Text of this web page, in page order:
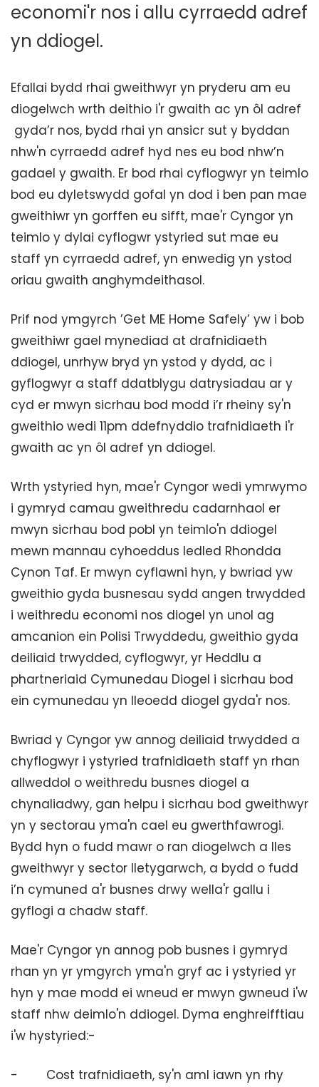
economi'r nos i allu cyrraedd adref
yn ddiogel.
Efallai bydd rhai gweithwyr yn pryderu am eu
diogelwch wrth deithio i'r gwaith ac yn ôl adref
gyda’r nos, bydd rhai yn ansicr sut y byddan
nhw'n cyrraedd adref hyd nes eu bod nhw’n
gadael y gwaith. Er bod rhai cyflogwyr yn teimlo
bod eu dyletswydd gofal yn dod i ben pan mae
gweithiwr yn gorffen eu sifft, mae'r Cyngor yn
teimlo y dylai cyflogwr ystyried sut mae eu
staff yn cyrraedd adref, yn enwedig yn ystod
oriau gwaith anghymdeithasol.
Prif nod ymgyrch ’Get ME Home Safely’ yw i bob
gweithiwr gael mynediad at drafnidiaeth
ddiogel, unrhyw bryd yn ystod y dydd, ac i
gyflogwyr a staff ddatblygu datrysiadau ar y
cyd er mwyn sicrhau bod modd i’r rheiny sy'n
gweithio wedi 11pm ddefnyddio trafnidiaeth i'r
gwaith ac yn ôl adref yn ddiogel.
Wrth ystyried hyn, mae'r Cyngor wedi ymrwymo
i gymryd camau gweithredu cadarnhaol er
mwyn sicrhau bod pobl yn teimlo'n ddiogel
mewn mannau cyhoeddus ledled Rhondda
Cynon Taf. Er mwyn cyflawni hyn, y bwriad yw
gweithio gyda busnesau sydd angen trwydded
i weithredu economi nos diogel yn unol ag
amcanion ein Polisi Trwyddedu, gweithio gyda
deiliaid trwydded, cyflogwyr, yr Heddlu a
phartneriaid Cymunedau Diogel i sicrhau bod
ein cymunedau yn lleoedd diogel gyda'r nos.
Bwriad y Cyngor yw annog deiliaid trwydded a
chyflogwyr i ystyried trafnidiaeth staff yn rhan
allweddol o weithredu busnes diogel a
chynaliadwy, gan helpu i sicrhau bod gweithwyr
yn y sectorau yma'n cael eu gwerthfawrogi.
Bydd hyn o fudd mawr o ran diogelwch a lles
gweithwyr y sector lletygarwch, a bydd o fudd
i’n cymuned a'r busnes drwy wella'r gallu i
gyflogi a chadw staff.
Mae'r Cyngor yn annog pob busnes i gymryd
rhan yn yr ymgyrch yma'n gryf ac i ystyried yr
hyn y mae modd ei wneud er mwyn gwneud i'w
staff nhw deimlo'n ddiogel. Dyma enghreifftiau
i'w hystyried:-
- Cost trafnidiaeth, sy'n aml iawn yn rhy